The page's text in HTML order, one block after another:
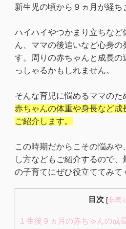
新生児の頃から９ヵ月が経ち
ハイハイやつかまり立ちなど
ん、ママの後追いなど心身
す。周りの赤ちゃんと成長の
っしゃるかもしれません。
そんな育児に悩めるママのた
赤ちゃんの体重や身長など成
ご紹介します。
この時期だからこその悩み
し方などもご紹介するので、
の子育てにぜひ役立ててみて
目次 [非表
1 生後９ヵ月の赤ちゃんの成